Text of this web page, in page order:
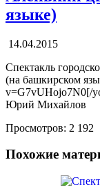
языке)
14.04.2015
Спектакль
(на башкирском
v=G7vUHojo7N0[/
Юрий Михайлов
Просмотров: 2 192
Похожие